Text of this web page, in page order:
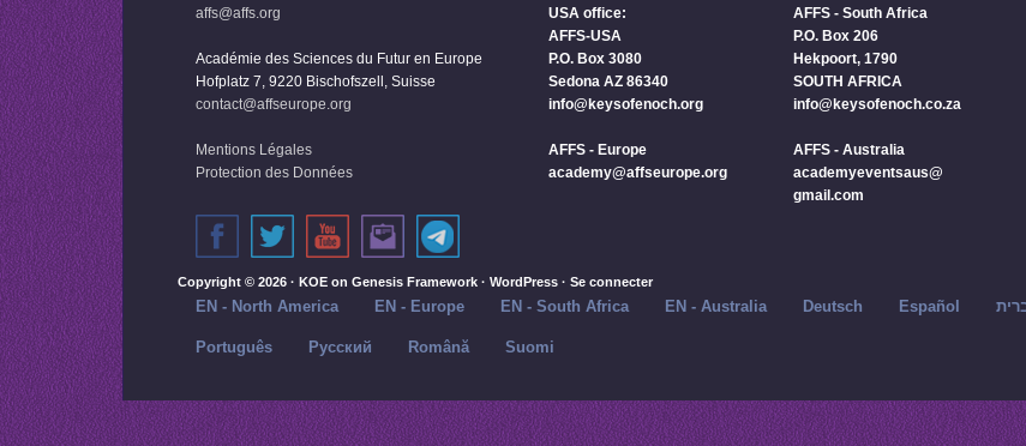
affs@affs.org
Académie des Sciences du Futur en Europe
Hofplatz 7, 9220 Bischofszell, Suisse
contact@affseurope.org
Mentions Légales
Protection des Données
USA office:
AFFS-USA
P.O. Box 3080
Sedona AZ 86340
info@keysofenoch.org
AFFS - Europe
academy@affseurope.org
AFFS - South Africa
P.O. Box 206
Hekpoort, 1790
SOUTH AFRICA
info@keysofenoch.co.za
AFFS - Australia
academyeventsaus@
gmail.com
Copyright © 2026 · KOE on Genesis Framework · WordPress · Se connecter
EN - North America EN - Europe EN - South Africa EN - Australia Deutsch Español
Português Русский‬ Română Suomi